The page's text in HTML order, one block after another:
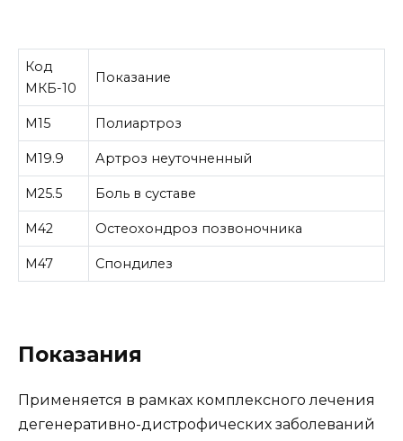
Код
МКБ-10
Показание
M15 Полиартроз
M19.9 Артроз неуточненный
M25.5 Боль в суставе
M42 Остеохондроз позвоночника
M47 Спондилез
Показания
Применяется в рамках комплексного лечения
дегенеративно-дистрофических заболеваний